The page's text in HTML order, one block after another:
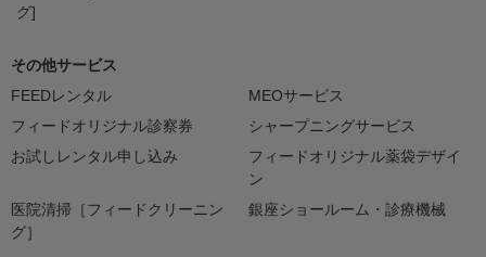
グ]
その他サービス
FEEDレンタル
MEOサービス
フィードオリジナル診察券
シャープニングサービス
お試しレンタル申し込み
フィードオリジナル薬袋デザイ
ン
医院清掃［フィードクリーニン
グ］
銀座ショールーム・診療機械